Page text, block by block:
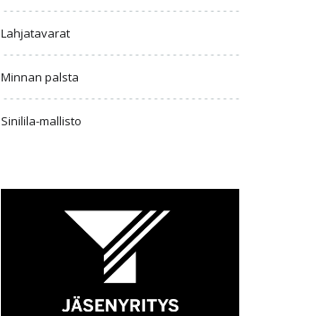
Lahjatavarat
Minnan palsta
Sinilila-mallisto